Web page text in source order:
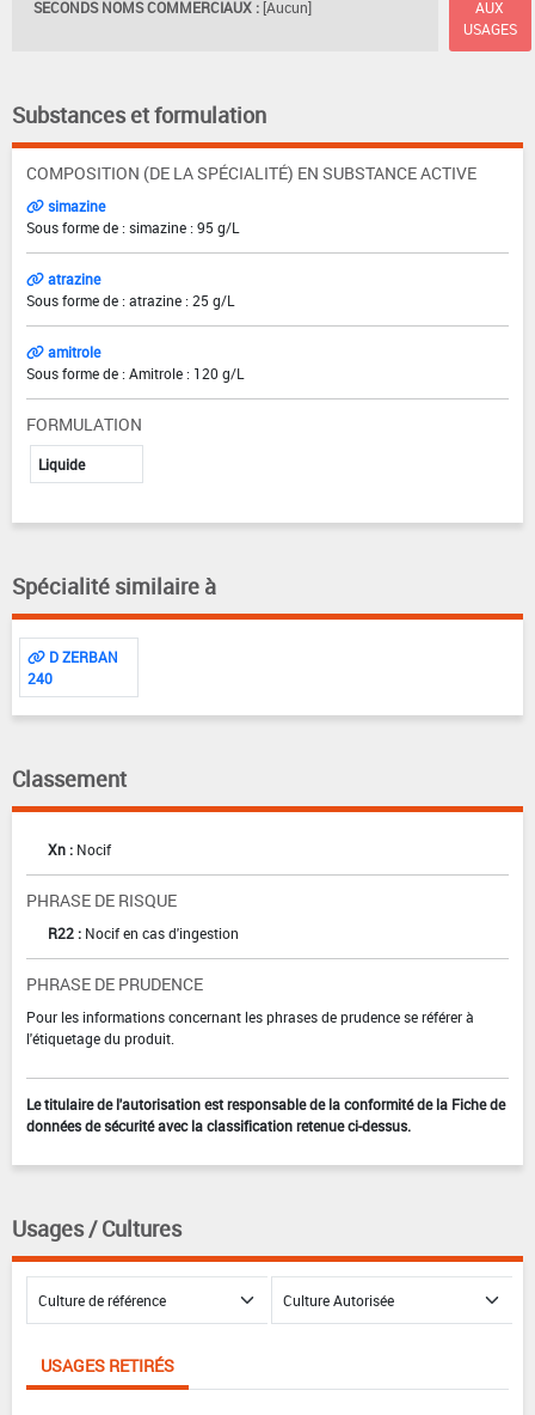
SECONDS NOMS COMMERCIAUX : [Aucun]
AUX
USAGES
Substances et formulation
COMPOSITION (DE LA SPÉCIALITÉ) EN SUBSTANCE ACTIVE
simazine
Sous forme de : simazine : 95 g/L
atrazine
Sous forme de : atrazine : 25 g/L
amitrole
Sous forme de : Amitrole : 120 g/L
FORMULATION
Liquide
Spécialité similaire à
D ZERBAN
240
Classement
Xn : Nocif
PHRASE DE RISQUE
R22 : Nocif en cas d'ingestion
PHRASE DE PRUDENCE
Pour les informations concernant les phrases de prudence se référer à
l'étiquetage du produit.
Le titulaire de l'autorisation est responsable de la conformité de la Fiche de
données de sécurité avec la classification retenue ci-dessus.
Usages / Cultures
USAGES RETIRÉS